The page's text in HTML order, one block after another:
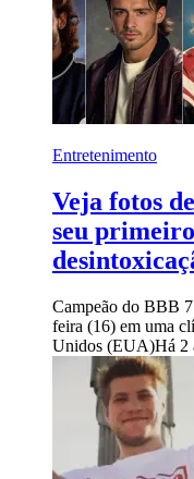
Entretenimento
Veja fotos
seu
Campeão do BBB
feira (16) em uma
Unidos (EUA)Há 2